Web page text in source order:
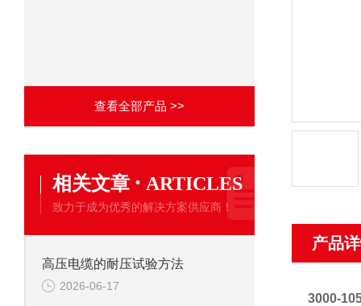
查看全部产品 >>
相关文章 · ARTICLES
致力于成为优秀的解决方案供应商！
高压电缆的耐压试验方法
2026-06-17
产品
3000-